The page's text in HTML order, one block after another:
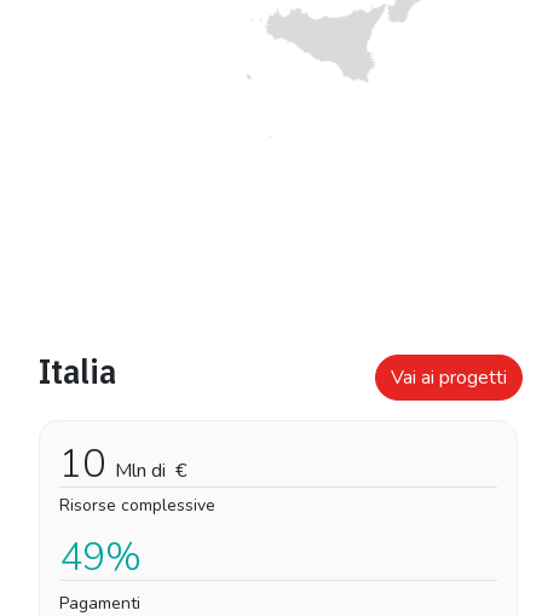
Italia Vai ai progetti
10 Mln di €
Risorse complessive
49%
Pagamenti